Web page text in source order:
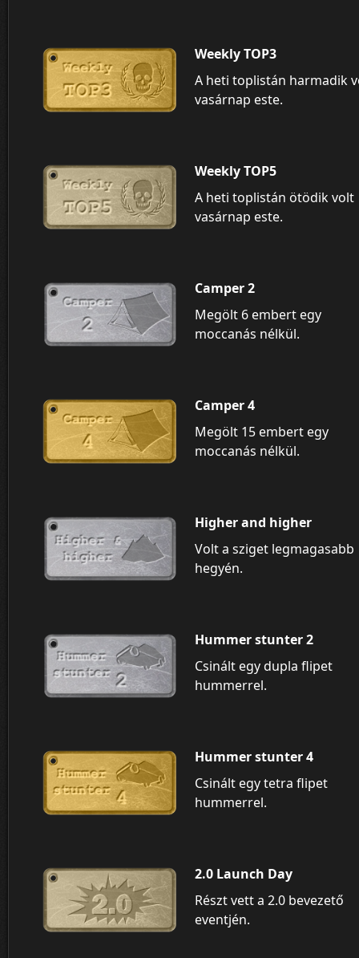
Weekly TOP3
A heti toplistán harmadik
vasárnap este.
Weekly TOP5
A heti toplistán ötödik volt
vasárnap este.
Camper 2
Megölt 6 embert egy
moccanás nélkül.
Camper 4
Megölt 15 embert egy
moccanás nélkül.
Higher and higher
Volt a sziget legmagasabb
hegyén.
Hummer stunter 2
Csinált egy dupla flipet
hummerrel.
Hummer stunter 4
Csinált egy tetra flipet
hummerrel.
2.0 Launch Day
Részt vett a 2.0 bevezető
eventjén.